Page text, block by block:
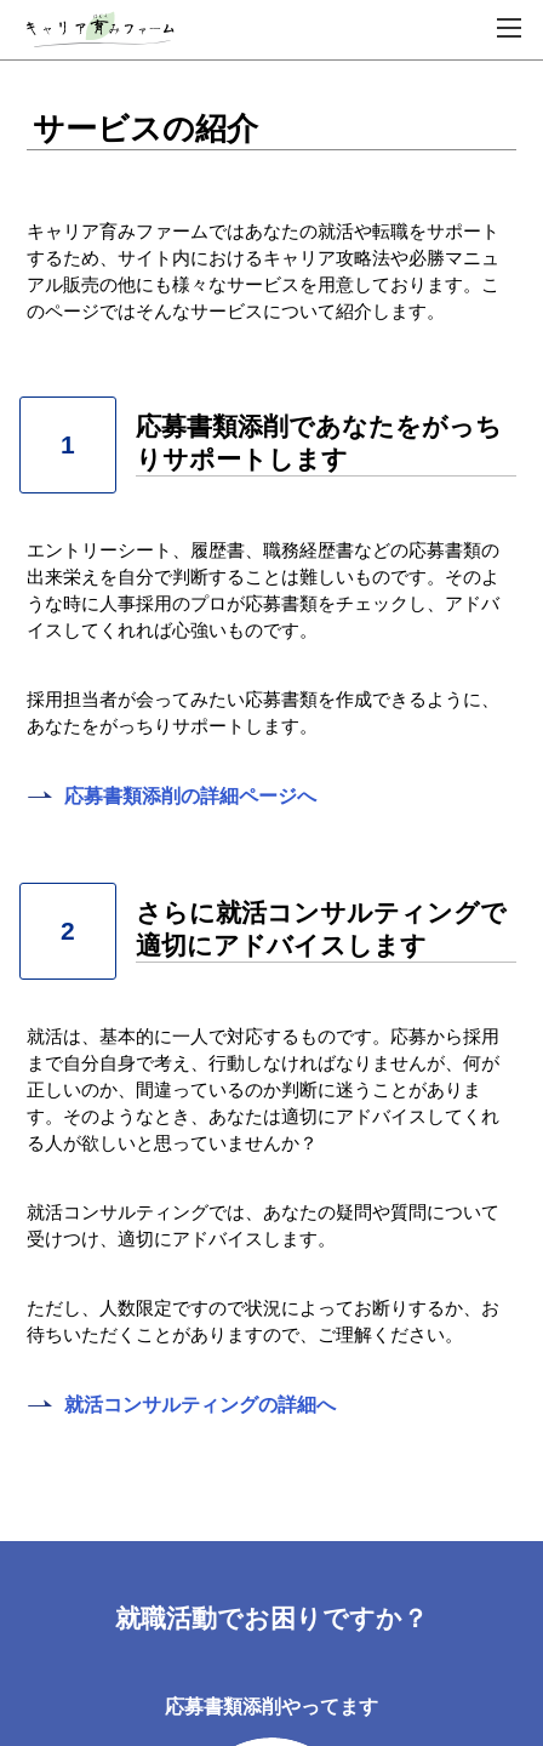
サービスの紹介
キャリア育みファームではあなたの就活や転職をサポート
するため、サイト内におけるキャリア攻略法や必勝マニュ
アル販売の他にも様々なサービスを用意しております。こ
のページではそんなサービスについて紹介します。
1
応募書類添削であなたをがっち
りサポートします
エントリーシート、履歴書、職務経歴書などの応募書類の
出来栄えを自分で判断することは難しいものです。そのよ
うな時に人事採用のプロが応募書類をチェックし、アドバ
イスしてくれれば心強いものです。
採用担当者が会ってみたい応募書類を作成できるように、
あなたをがっちりサポートします。
応募書類添削の詳細ページへ
2
さらに就活コンサルティングで
適切にアドバイスします
就活は、基本的に一人で対応するものです。応募から採用
まで自分自身で考え、行動しなければなりませんが、何が
正しいのか、間違っているのか判断に迷うことがありま
す。そのようなとき、あなたは適切にアドバイスしてくれ
る人が欲しいと思っていませんか？
就活コンサルティングでは、あなたの疑問や質問について
受けつけ、適切にアドバイスします。
ただし、人数限定ですので状況によってお断りするか、お
待ちいただくことがありますので、ご理解ください。
就活コンサルティングの詳細へ
就職活動でお困りですか？
応募書類添削やってます